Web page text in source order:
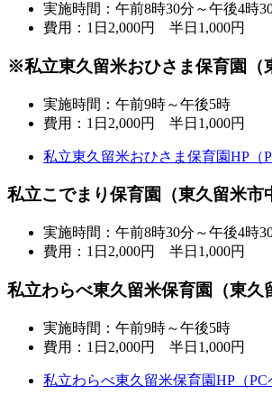
実施時間：午前8時30分～午後4時
費用：1日2,000円 半日1,000円
※私立東久留米おひさま保育園（
実施時間：午前9時～午後5時
費用：1日2,000円 半日1,000円
私立東久留米おひさま保育園HP（
私立こでまり保育園（東久留米市
実施時間：午前8時30分～午後4時
費用：1日2,000円 半日1,000円
私立わらべ東久留米保育園（東久
実施時間：午前9時～午後5時
費用：1日2,000円 半日1,000円
私立わらべ東久留米保育園HP（PC